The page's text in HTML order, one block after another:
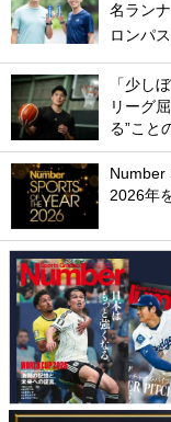
名ラン
ロンパス
「少し
リーグ
る”こと
Number
2026年